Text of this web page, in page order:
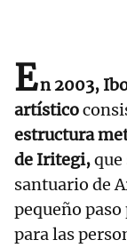
En 2003,
artístico
estructura
de Iritegi,que
santuario de
pequeño
para las